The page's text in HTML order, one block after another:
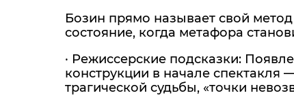
Бозин прямо называет свой
состояние, когда метафора
· Режиссерские подсказки:
конструкции в начале спектакля
трагической судьбы, «точки